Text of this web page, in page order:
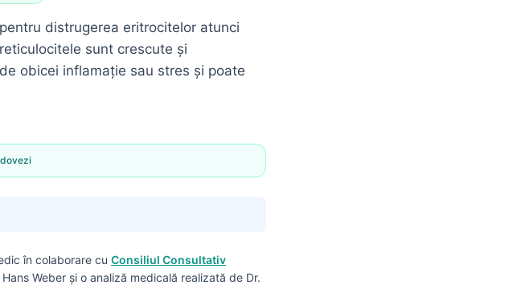
distrugerea eritrocitelor atunci
sunt crescute și
obicei inflamație sau stres și poate
în colaborare cu Consiliul Consultativ
Weber și o analiză medicală realizată de Dr.